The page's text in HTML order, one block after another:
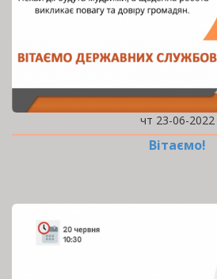
чт 23-06-2022
Вітаємо!